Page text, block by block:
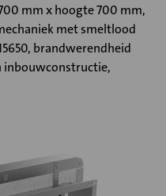
mm x hoogte 700 mm,
met smeltlood
brandwerendheid
inbouwconstructie,